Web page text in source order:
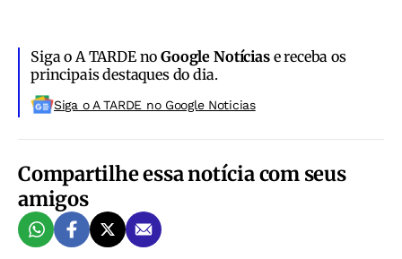
Siga o A TARDE noGoogle Notíciase receba os
principais destaques do dia.
Siga o A TARDE no Google Noticias
Compartilhe essa notícia com seus
amigos